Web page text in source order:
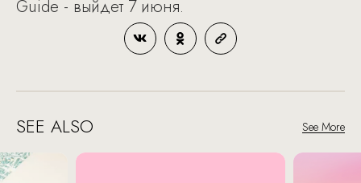
Guide - выйдет 7 июня.
SEE ALSO See More